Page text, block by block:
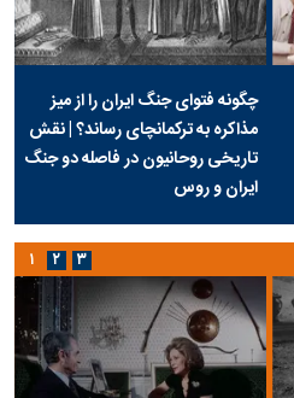
چگونه فتوای جنگ ایران را از میز
مذاکره به ترکمانچای رساند؟ | نقش
تاریخی روحانیون در فاصله دو جنگ
ایران و روس
۱ ۲ ۳